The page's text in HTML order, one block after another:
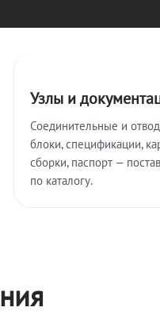
Узлы и
Соединительные и
блоки, спецификации,
сборки, паспорт —
по каталогу.